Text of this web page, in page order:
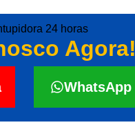
Agora!
WhatsApp